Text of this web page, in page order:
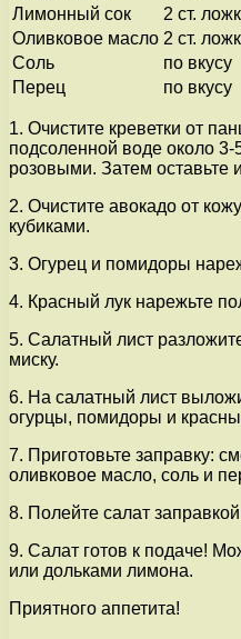
Лимонный сок
2 ст.
Оливковое масло 2 ст.
Соль
по вкусу
Перец
по вкусу
1. Очистите креветки от
подсоленной воде около 3-
розовыми. Затем оставьте
2. Очистите авокадо от
кубиками.
3. Огурец и помидоры
4. Красный лук нарежьте
5. Салатный лист
миску.
6. На салатный лист
огурцы, помидоры и
7. Приготовьте заправку:
оливковое масло, соль и
8. Полейте салат
9. Салат готов к подаче!
или дольками лимона.
Приятного аппетита!